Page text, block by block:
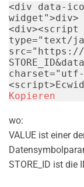
<div data-
widget ">div>
<div><script
type=" text/
src=" https://
charset=" utf-
<script>Ecwid
Kopieren
wo:
VALUE ist einer
STORE_ID ist die